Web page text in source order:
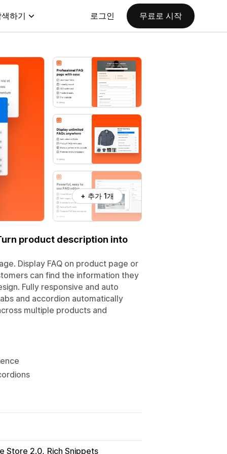
하기 로그인 무료로 시작
+ 추가 1개
product description into
Display FAQ on product page or
can find the information they
Fully responsive and auto
and accordion automatically
multiple products and
Store 2.0 Rich Snippets